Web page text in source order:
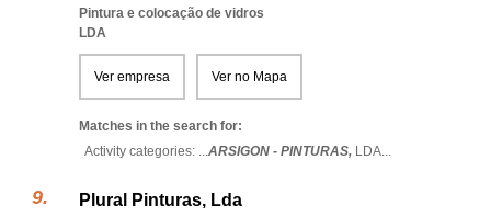
Pintura e colocação de vidros
LDA
Ver empresa Ver no Mapa
Matches in the search for:
Activity categories: ...ARSIGON - PINTURAS, LDA...
Plural Pinturas, Lda